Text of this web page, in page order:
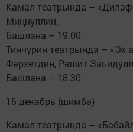
Камал театрында –
Миңнуллин.
Башлана – 19.00
Тинчурин театрында –
Фәрхетдин, Рәшит
Башлана – 18.30
15 декабрь (шимбә)
Камал театрында –